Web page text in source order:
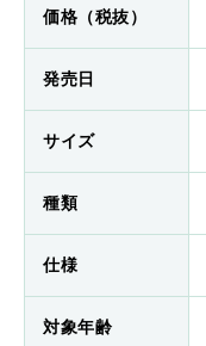
価格（税抜）
発売日
サイズ
種類
仕様
対象年齢